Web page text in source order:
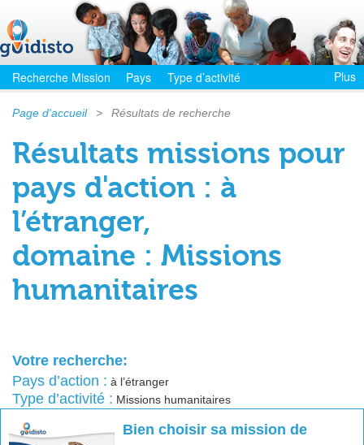
Recherche Mission Pays Type d’activité Plus
Page d'accueil > Résultats de recherche
Résultats missions pour
pays d'action : à
l’étranger,
domaine : Missions
humanitaires
Votre recherche:
Pays d’action : à l’étranger
Type d’activité : Missions humanitaires
Bien choisir sa mission de